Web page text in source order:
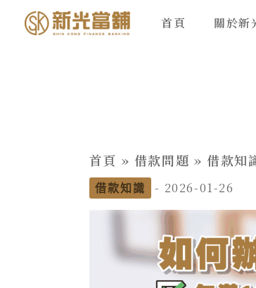
首頁 關於新
首頁 » 借款問題 » 借款知
借款知識 - 2026-01-26